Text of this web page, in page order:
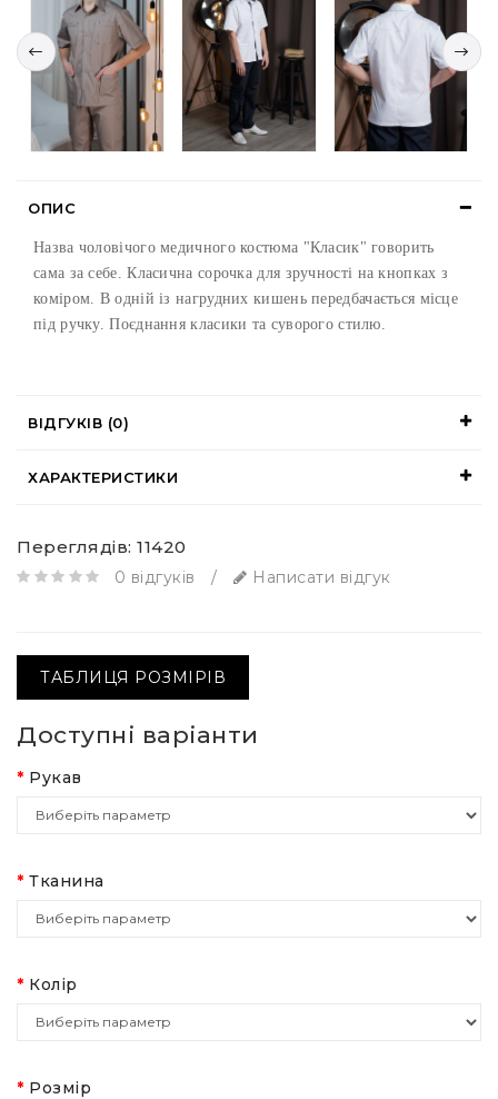
ОПИС
Назва чоловічого медичного костюма "Класик" говорить
сама за себе. Класична сорочка для зручності на кнопках з
коміром. В одній із нагрудних кишень передбачається місце
під ручку. Поєднання класики та суворого стилю.
ВІДГУКІВ (0)
ХАРАКТЕРИСТИКИ
Переглядів: 11420
0 відгуків / Написати відгук
ТАБЛИЦЯ РОЗМІРІВ
Доступні варіанти
Рукав
Тканина
Колір
Розмір